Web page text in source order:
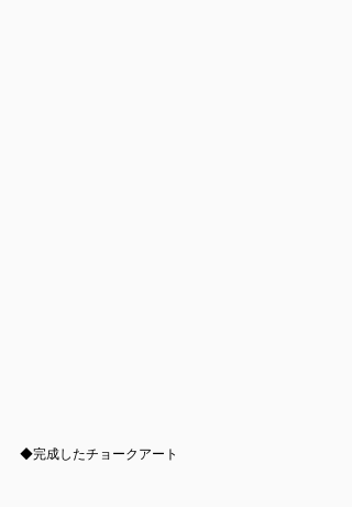
◆完成したチョークアート